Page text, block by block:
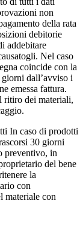
non
della rata
debitorie
addebitare
Nel caso
coincide con la
dall’avviso i
emessa fattura.
ritiro dei materiali,
In caso di prodotti
30 giorni
preventivo, in
del bene
la
con
materiale con